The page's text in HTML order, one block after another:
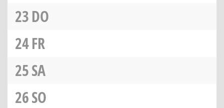
23DO
24FR
25SA
26SO